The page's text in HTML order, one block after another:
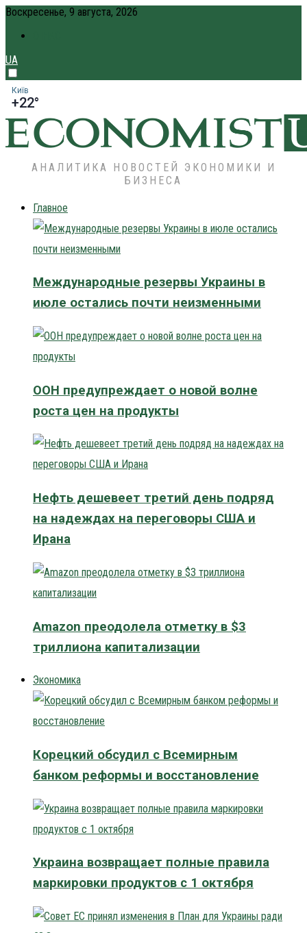
Воскресенье, 9 августа, 2026
UA
Київ
+22°
АНАЛИТИКА НОВОСТЕЙ ЭКОНОМИКИ И
БИЗНЕСА
Главное
Международные резервы Украины в
июле остались почти неизменными
ООН предупреждает о новой волне
роста цен на продукты
Нефть дешевеет третий день подряд
на надеждах на переговоры США и
Ирана
Amazon преодолела отметку в $3
триллиона капитализации
Экономика
Корецкий обсудил с Всемирным
банком реформы и восстановление
Украина возвращает полные правила
маркировки продуктов с 1 октября